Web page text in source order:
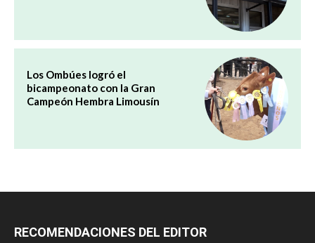
Los Ombúes logró el
bicampeonato con la Gran
Campeón Hembra Limousín
RECOMENDACIONES DEL EDITOR